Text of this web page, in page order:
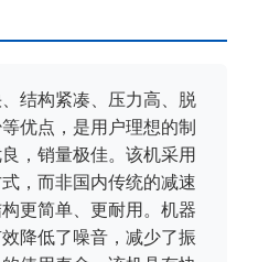
结构紧凑、压力高、脱
优点，是用户理想的制
，销量极佳。该机采用
，而非国内传统的减速
更简单、更耐用。机器
降低了噪音，减少了振